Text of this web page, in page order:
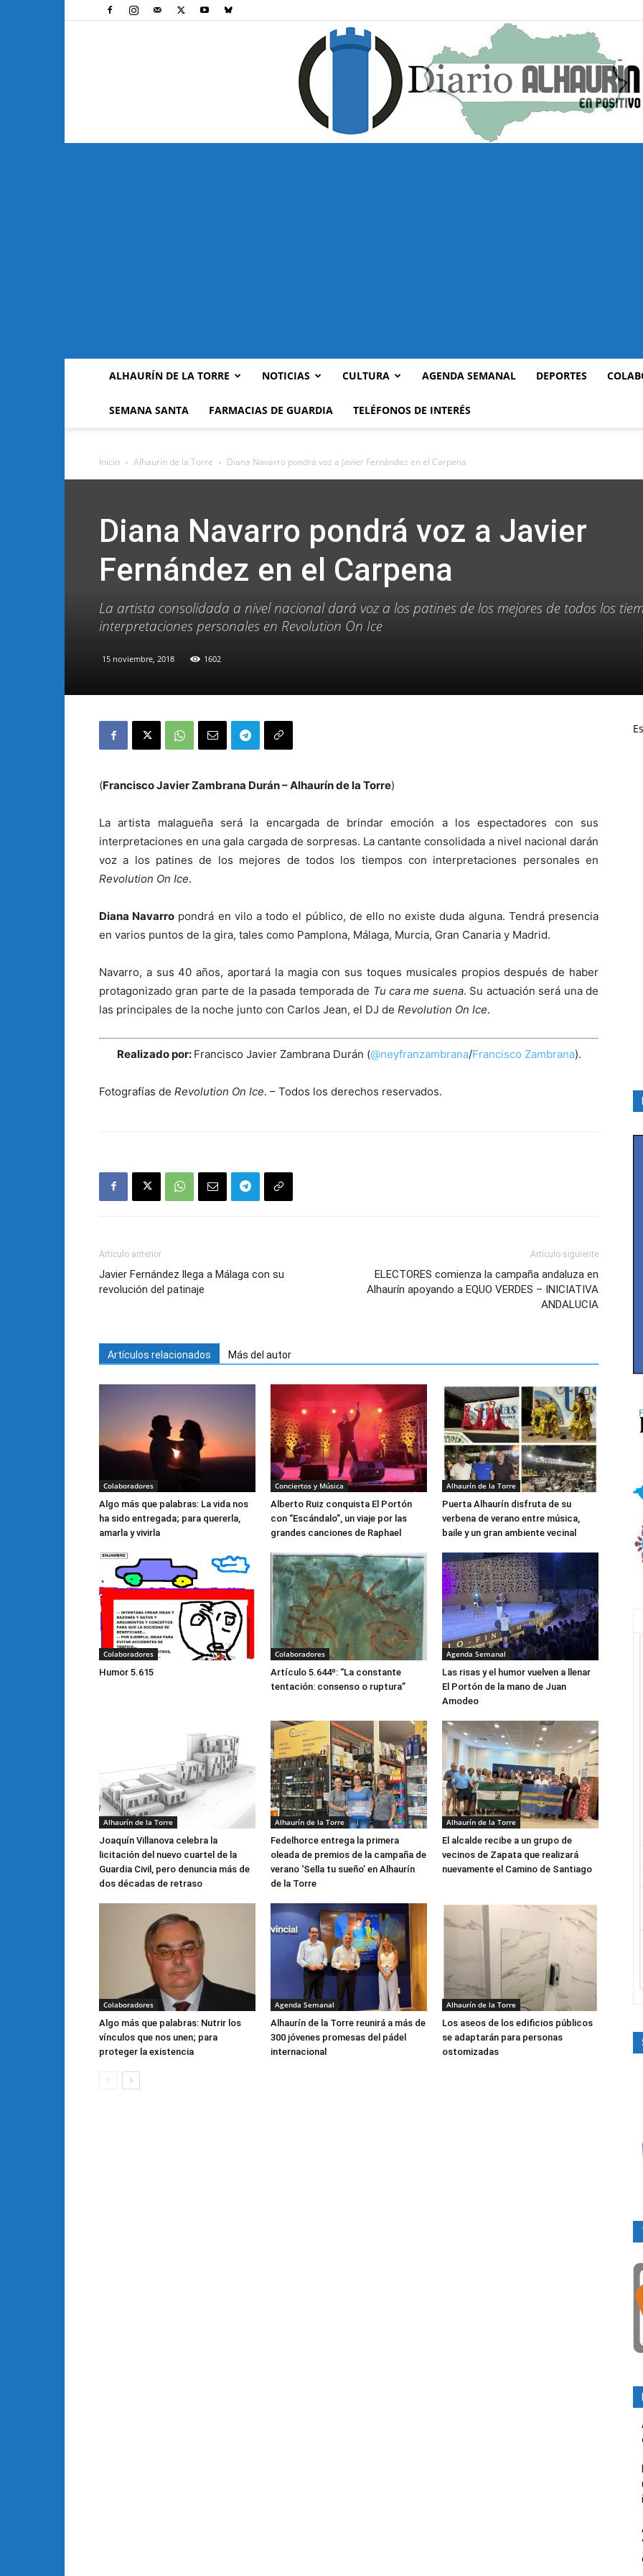
ALHAURÍN DE LA TORRE NOTICIAS CULTURA AGENDA SEMANAL DEPORTES
SEMANA SANTA FARMACIAS DE GUARDIA TELÉFONOS DE INTERÉS
Inicio Alhaurín de la Torre Diana Navarro pondrá voz a Javier Fernández en el Carpena
Diana Navarro pondrá voz a Javier
Fernández en el Carpena
La artista consolidada a nivel nacional dará voz a los patines de los mejores de todos los
interpretaciones personales en Revolution On Ice
15 noviembre, 2018 1602
(Francisco Javier Zambrana Durán – Alhaurín de la Torre)
La artista malagueña será la encargada de brindar emoción a los espectadores con sus
interpretaciones en una gala cargada de sorpresas. La cantante consolidada a nivel nacional darán
voz a los patines de los mejores de todos los tiempos con interpretaciones personales en
Revolution On Ice.
Diana Navarro pondrá en vilo a todo el público, de ello no existe duda alguna. Tendrá presencia
en varios puntos de la gira, tales como Pamplona, Málaga, Murcia, Gran Canaria y Madrid.
Navarro, a sus 40 años, aportará la magia con sus toques musicales propios después de haber
protagonizado gran parte de la pasada temporada de Tu cara me suena. Su actuación será una de
las principales de la noche junto con Carlos Jean, el DJ de Revolution On Ice.
Realizado por: Francisco Javier Zambrana Durán (@neyfranzambrana/Francisco Zambrana).
Fotografías de Revolution On Ice. – Todos los derechos reservados.
Artículo anterior
Javier Fernández llega a Málaga con su
revolución del patinaje
Artículo siguiente
ELECTORES comienza la campaña andaluza en
Alhaurín apoyando a EQUO VERDES – INICIATIVA
ANDALUCIA
Artículos relacionados Más del autor
Colaboradores
Algo más que palabras: La vida nos
ha sido entregada; para quererla,
amarla y vivirla
Conciertos y Música
Alberto Ruiz conquista El Portón
con “Escándalo”, un viaje por las
grandes canciones de Raphael
Alhaurín de la Torre
Puerta Alhaurín disfruta de su
verbena de verano entre música,
baile y un gran ambiente vecinal
Colaboradores
Humor 5.615
Colaboradores
Artículo 5.644º: “La constante
tentación: consenso o ruptura”
Agenda Semanal
Las risas y el humor vuelven a llenar
El Portón de la mano de Juan
Amodeo
Alhaurín de la Torre
Joaquín Villanova celebra la
licitación del nuevo cuartel de la
Guardia Civil, pero denuncia más de
dos décadas de retraso
Alhaurín de la Torre
Fedelhorce entrega la primera
oleada de premios de la campaña de
verano ‘Sella tu sueño’ en Alhaurín
de la Torre
Alhaurín de la Torre
El alcalde recibe a un grupo de
vecinos de Zapata que realizará
nuevamente el Camino de Santiago
Colaboradores
Algo más que palabras: Nutrir los
vínculos que nos unen; para
proteger la existencia
Agenda Semanal
Alhaurín de la Torre reunirá a más de
300 jóvenes promesas del pádel
internacional
Alhaurín de la Torre
Los aseos de los edificios públicos
se adaptarán para personas
ostomizadas